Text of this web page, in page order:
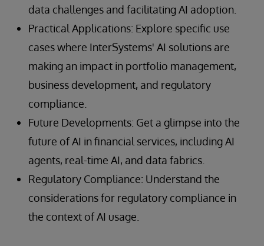
data challenges and facilitating AI adoption.
Practical Applications: Explore specific use
cases where InterSystems' AI solutions are
making an impact in portfolio management,
business development, and regulatory
compliance.
Future Developments: Get a glimpse into the
future of AI in financial services, including AI
agents, real-time AI, and data fabrics.
Regulatory Compliance: Understand the
considerations for regulatory compliance in
the context of AI usage.